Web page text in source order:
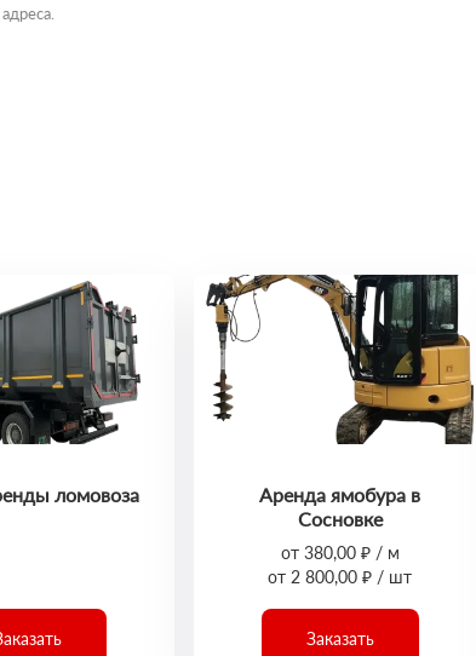
ломовоза
Аренда ямобура в
Сосновке
от 380,00 ₽ / м
от 2 800,00 ₽ / шт
Заказать